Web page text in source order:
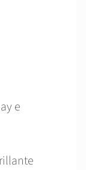
e